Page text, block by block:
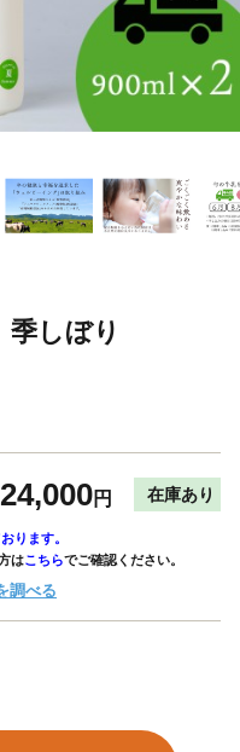
季しぼり
24,000円 在庫あり
ります。
はこちらでご確認ください。
調べる